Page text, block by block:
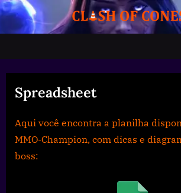
Skip
Spreadsheet
Aqui você encontra a planilha
MMO-Champion, com dicas e
boss: